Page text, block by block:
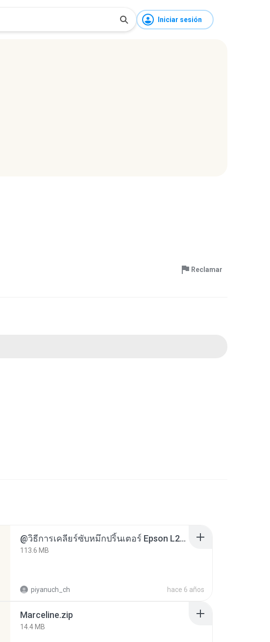
Iniciar sesión
Reclamar
@วิธีการเคลียร์ซับหมึกปริ้นเตอร์ Epson L210 L360.rar
113.6 MB
piyanuch_ch hace 6 años
Marceline.zip
14.4 MB